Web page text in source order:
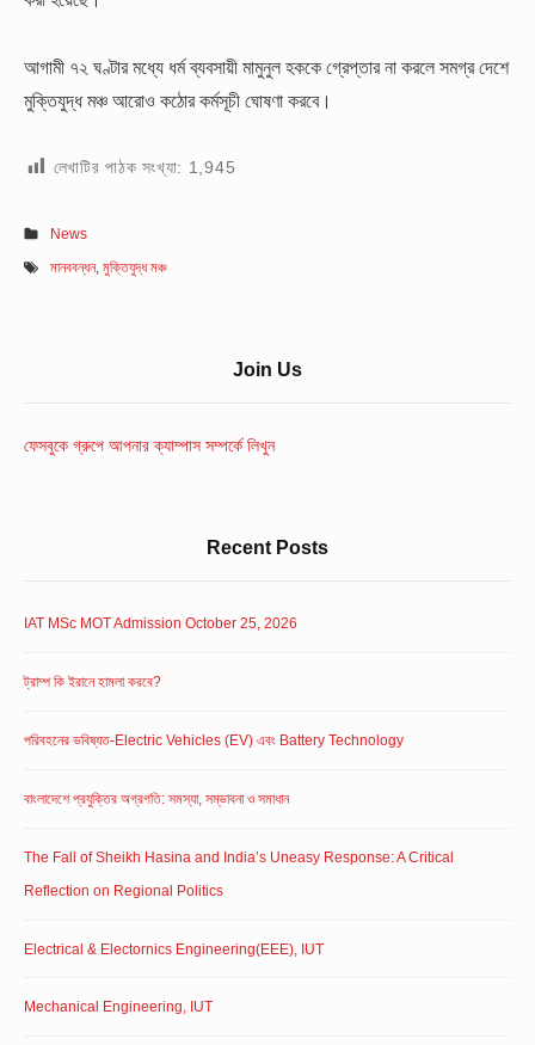
আগামী ৭২ ঘণ্টার মধ্যে ধর্ম ব্যবসায়ী মামুনুল হককে গ্রেপ্তার না করলে সমগ্র দেশে
মুক্তিযুদ্ধ মঞ্চ আরোও কঠোর কর্মসূচী ঘোষণা করবে।
লেখাটির পাঠক সংখ্যা: 1,945
News
মানববন্ধন,মুক্তিযুদ্ধ মঞ্চ
Area
Join Us
ফেসবুকে গ্রুপে আপনার ক্যাম্পাস সম্পর্কে লিখুন
Recent Posts
IAT MSc MOT Admission October 25, 2026
ট্রাম্প কি ইরানে হামলা করবে?
পরিবহনের ভবিষ্যত-Electric Vehicles (EV) এবং Battery Technology
বাংলাদেশে প্রযুক্তির অগ্রগতি: সমস্যা, সম্ভাবনা ও সমাধান
The Fall of Sheikh Hasina and India’s Uneasy Response: A Critical
Reflection on Regional Politics
Electrical & Electornics Engineering(EEE), IUT
Mechanical Engineering, IUT